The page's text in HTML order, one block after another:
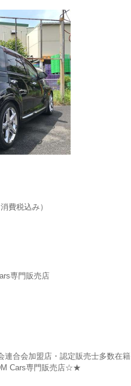
消費税込み）
専門販売店
合会加盟店・認定販売士多数在
Cars専門販売店☆★